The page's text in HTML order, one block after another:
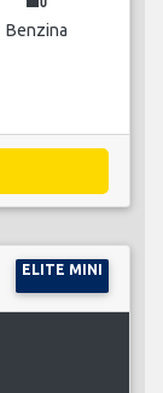
Benzina
ELITE MINI